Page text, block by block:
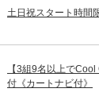
土日祝スタート時
【3組9名以上で
付《カートナビ付》